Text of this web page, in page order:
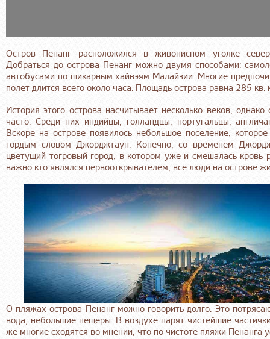
Остров Пенанг расположился в живописном уголке
Добраться до острова Пенанг можно двумя способами:
автобусами по шикарным хайвэям Малайзии. Многие
полет длится всего около часа. Площадь острова равна 285 кв.
История этого острова насчитывает несколько веков,
часто. Среди них индийцы, голландцы, португальцы,
Вскоре на острове появилось небольшое поселение,
гордым словом Джорджтаун. Конечно, со временем
цветущий тогровый город, в котором уже и смешалась
важно кто являлся первооткрывателем, все люди на острове
О пляжах острова Пенанг можно говорить долго. Это
вода, небольшие пещеры. В воздухе парят чистейшие
же многие сходятся во мнении, что по чистоте пляжи Пенанга